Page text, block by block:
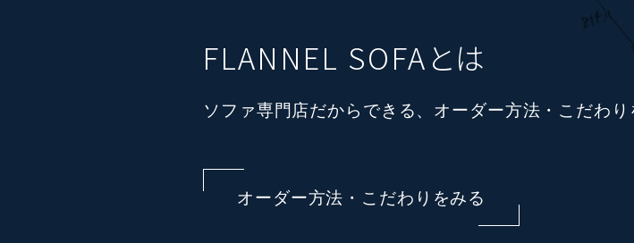
FLANNEL SOFAとは
ソファ専門店だからできる、 オーダー方法・こだわり
オーダー方法・こだわりをみる